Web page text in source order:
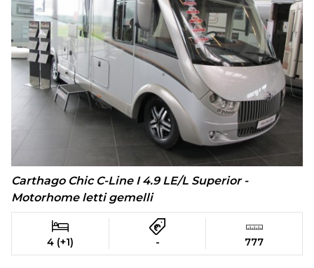
Carthago Chic C-Line I 4.9 LE/L Superior -
Motorhome letti gemelli
4 (+1) - 777